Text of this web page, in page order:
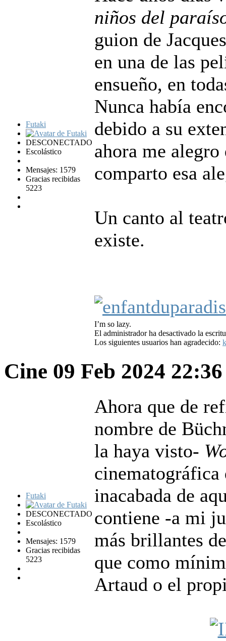
Futaki
DESCONECTADO
Escolástico
Mensajes: 1579
Gracias recibidas
5223
niños del
guion de
en una de las
ensueño, en
Nunca había
debido a su
ahora me
comparto esa
Un canto al
existe.
I’m so lazy.
El administrador ha desactivado la
Los siguientes usuarios han agradecido:
Cine 09 Feb 2024
Futaki
DESCONECTADO
Escolástico
Mensajes: 1579
Gracias recibidas
5223
Ahora que de
nombre de
la haya visto-
cinematográfica
inacabada de
contiene -a mi
más brillantes
que como
Artaud o el